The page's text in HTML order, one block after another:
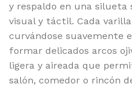
y respaldo en una silueta
visual y táctil. Cada
curvándose suavemente
formar delicados arcos
ligera y aireada que
salón, comedor o rincón